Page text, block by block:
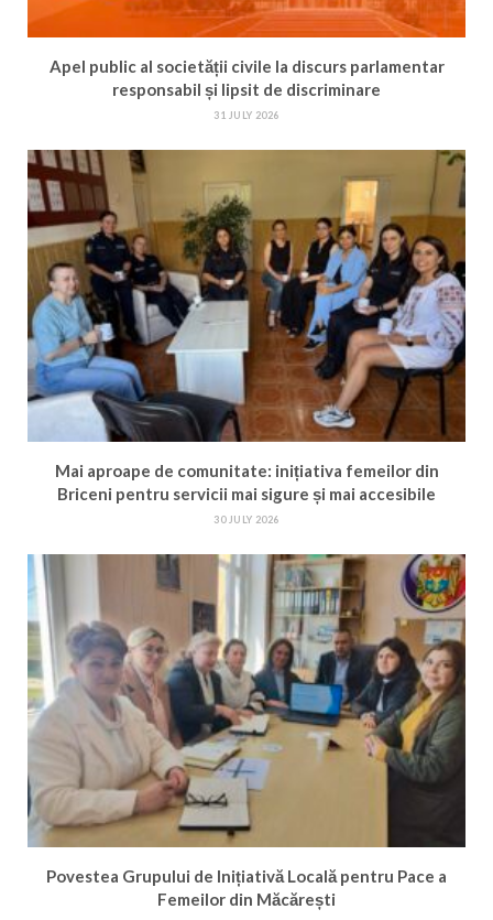
Apel public al societății civile la discurs parlamentar
responsabil și lipsit de discriminare
31 JULY 2026
Mai aproape de comunitate: inițiativa femeilor din
Briceni pentru servicii mai sigure și mai accesibile
30 JULY 2026
Povestea Grupului de Inițiativă Locală pentru Pace a
Femeilor din Măcărești